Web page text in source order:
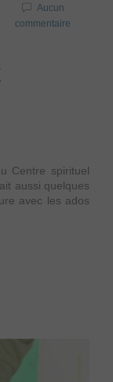
Aucun
commentaire
Centre spirituel
aussi quelques
avec les ados